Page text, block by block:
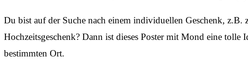
Du bist auf der Suche nach einem individuellen Geschenk, z.B.
Hochzeitsgeschenk? Dann ist dieses Poster mit Mond eine
bestimmten Ort.